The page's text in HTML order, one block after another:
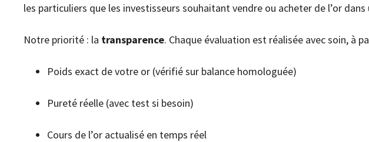
les particuliers que les investisseurs souhaitant vendre ou acheter de l’or dans
Notre priorité : la transparence. Chaque évaluation est réalisée avec soin, à
Poids exact de votre or (vérifié sur balance homologuée)
Pureté réelle (avec test si besoin)
Cours de l’or actualisé en temps réel